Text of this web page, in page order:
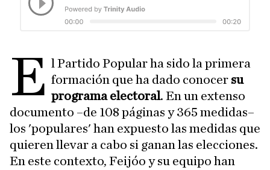
E l Partido Popular ha sido la primera
formación que ha dado conocer su
programa electoral. En un extenso
documento –de 108 páginas y 365 medidas–
los 'populares' han expuesto las medidas que
quieren llevar a cabo si ganan las elecciones.
En este contexto, Feijóo y su equipo han